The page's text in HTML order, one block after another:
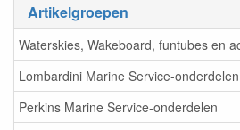
Artikelgroepen
Waterskies, Wakeboard, funtubes en
Lombardini Marine Service-onderdelen
Perkins Marine Service-onderdelen